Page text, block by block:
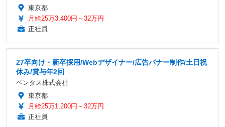
東京都
月給25万3,400円～32万円
正社員
27卒向け・新卒採用/Webデザイナー/広告バナー制作/土日祝
休み/賞与年2回
ベンタス株式会社
東京都
月給25万1,200円～32万円
正社員